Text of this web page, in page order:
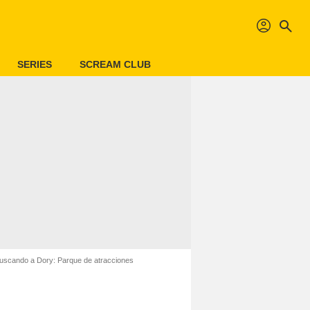
profil search
SERIES SCREAM CLUB
a Dory: Parque de atracciones